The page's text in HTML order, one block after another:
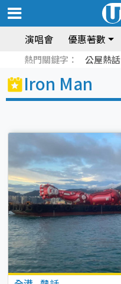
演唱會 優惠著數
熱門關鍵字： 公屋熱話
Iron Man